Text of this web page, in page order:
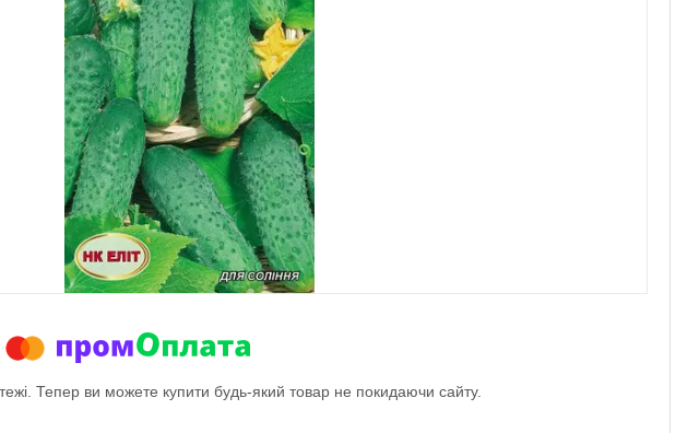
Тепер ви можете купити будь-який товар не покидаючи сайту.